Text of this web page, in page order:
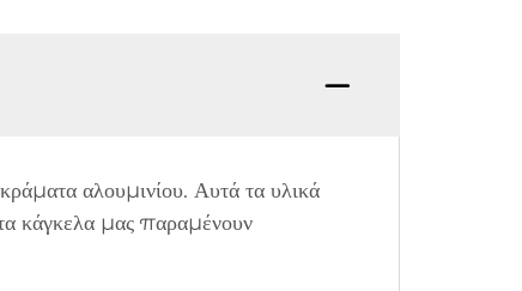
αλουμινίου. Αυτά τα υλικά
τα κάγκελα μας παραμένουν